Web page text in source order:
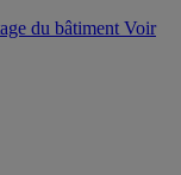
du bâtiment Voir